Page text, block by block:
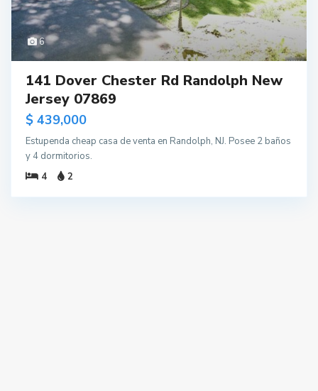
6
141 Dover Chester Rd Randolph New
Jersey 07869
$ 439,000
Estupenda cheap casa de venta en Randolph, NJ. Posee 2 baños
y 4 dormitorios.
4
2